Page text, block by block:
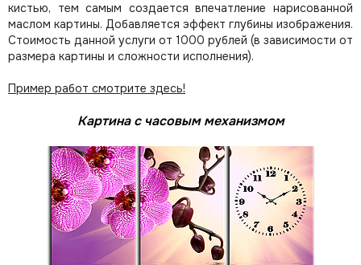
кистью, тем самым создается впечатление нарисованной
маслом картины. Добавляется эффект глубины изображения.
Стоимость данной услуги от 1000 рублей (в зависимости от
размера картины и сложности исполнения).
Пример работ смотрите здесь!
Картина с часовым механизмом